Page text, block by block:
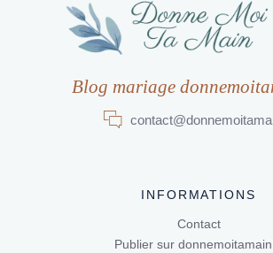
Blog mariage
INFORMATIONS
Contact
Publier sur